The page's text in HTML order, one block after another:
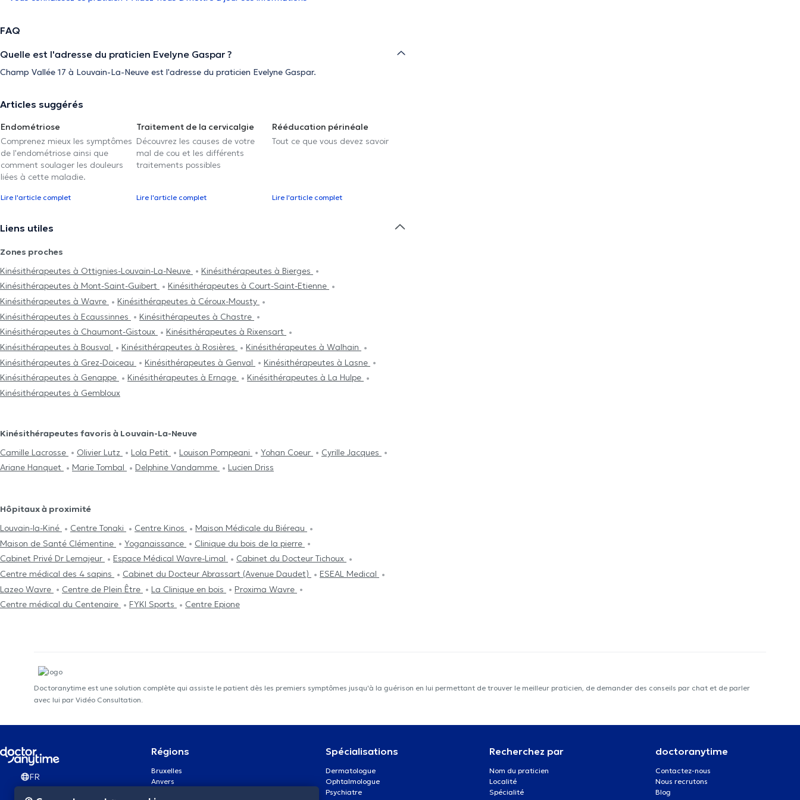
FAQ
Quelle est l'adresse du praticien Evelyne Gaspar ?
Champ Vallée 17 à Louvain-La-Neuve est l'adresse du praticien Evelyne Gaspar.
Articles suggérés
Endométriose
Comprenez mieux les symptômes
de l'endométriose ainsi que
comment soulager les douleurs
liées à cette maladie.
Lire l'article complet
Traitement de la cervicalgie
Découvrez les causes de votre
mal de cou et les différents
traitements possibles
Lire l'article complet
Rééducation périnéale
Tout ce que vous devez savoir
Lire l'article complet
Liens utiles
Zones proches
Kinésithérapeutes à Ottignies-Louvain-La-Neuve
Kinésithérapeutes à Bierges
Kinésithérapeutes à Mont-Saint-Guibert
Kinésithérapeutes à Court-Saint-Etienne
Kinésithérapeutes à Wavre
Kinésithérapeutes à Céroux-Mousty
Kinésithérapeutes à Ecaussinnes
Kinésithérapeutes à Chastre
Kinésithérapeutes à Chaumont-Gistoux
Kinésithérapeutes à Rixensart
Kinésithérapeutes à Bousval
Kinésithérapeutes à Rosières
Kinésithérapeutes à Walhain
Kinésithérapeutes à Grez-Doiceau
Kinésithérapeutes à Genval
Kinésithérapeutes à Lasne
Kinésithérapeutes à Genappe
Kinésithérapeutes à Ernage
Kinésithérapeutes à La Hulpe
Kinésithérapeutes à Gembloux
Kinésithérapeutes favoris à Louvain-La-Neuve
Camille Lacrosse
Olivier Lutz Lola Petit Louison Pompeani Yohan Coeur
Cyrille Jacques
Ariane Hanquet
Marie Tombal Delphine Vandamme Lucien Driss
Hôpitaux à proximité
Louvain-la-Kiné
Centre Tonaki Centre Kinos
Maison Médicale du Biéreau
Maison de Santé Clémentine
Yoganaissance
Clinique du bois de la pierre
Cabinet Privé Dr Lemajeur
Espace Médical Wavre-Limal
Cabinet du Docteur Tichoux
Centre médical des 4 sapins
Cabinet du Docteur Abrassart (Avenue Daudet)
ESEAL Medical
Lazeo Wavre
Centre de Plein Être La Clinique en bois
Proxima Wavre
Centre médical du Centenaire
FYKI Sports Centre Epione
Doctoranytime est une solution complète qui assiste le patient dès les premiers symptômes jusqu'à la guérison en lui permettant de trouver le meilleur praticien, de demander des conseils par chat et de parler
avec lui par Vidéo Consultation.
FR
Régions
Bruxelles
Anvers
Spécialisations
Dermatologue
Ophtalmologue
Psychiatre
Recherchez par
Nom du praticien
Localité
Spécialité
doctoranytime
Contactez-nous
Nous recrutons
Blog